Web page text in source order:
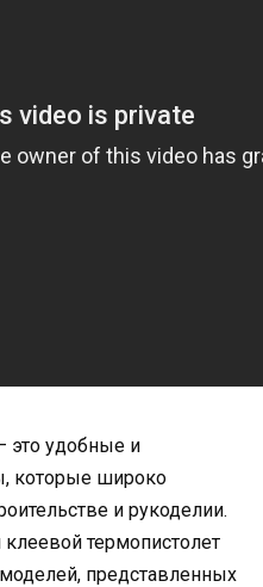
это удобные и
которые широко
и рукоделии.
термопистолет
представленных